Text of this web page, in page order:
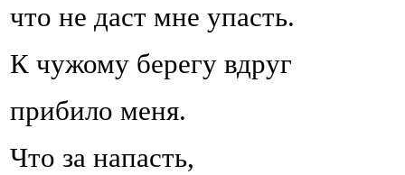
что не даст мне упасть.
К чужому берегу вдруг
прибило меня.
Что за напасть,